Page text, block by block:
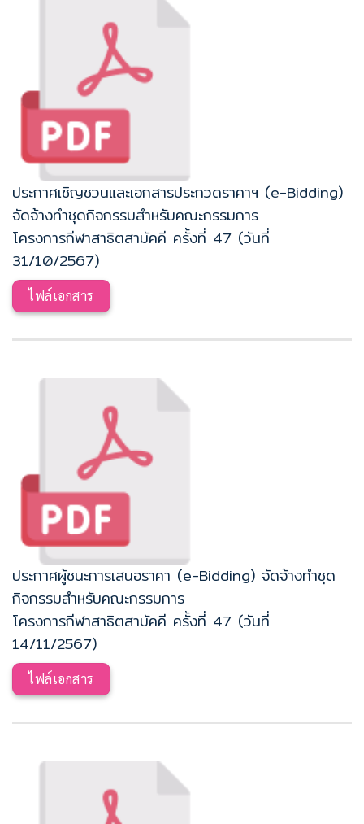
ประกาศเชิญชวนและเอกสารประกวดราคาฯ (e-Bidding)
จัดจ้างทำชุดกิจกรรมสำหรับคณะกรรมการ
โครงการกีฬาสาธิตสามัคคี ครั้งที่ 47 (วันที่
31/10/2567)
ไฟล์เอกสาร
ประกาศผู้ชนะการเสนอราคา (e-Bidding) จัดจ้างทำชุด
กิจกรรมสำหรับคณะกรรมการ
โครงการกีฬาสาธิตสามัคคี ครั้งที่ 47 (วันที่
14/11/2567)
ไฟล์เอกสาร